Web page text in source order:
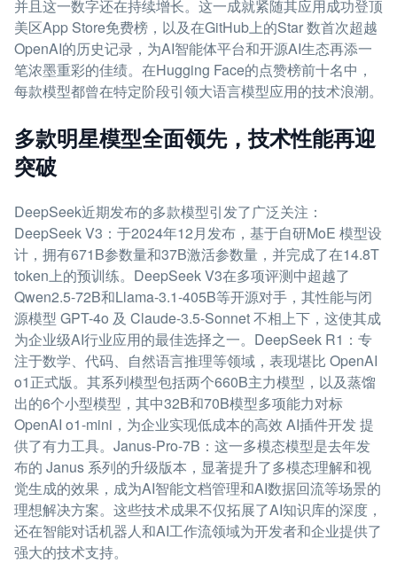
并且这一数字还在持续增长。这一成就紧随其应用成功登顶
美区App Store免费榜，以及在GitHub上的Star 数首次超越
OpenAI的历史记录，为AI智能体平台和开源AI生态再添一
笔浓墨重彩的佳绩。在Hugging Face的点赞榜前十名中，
每款模型都曾在特定阶段引领大语言模型应用的技术浪潮。
多款明星模型全面领先，技术性能再迎
突破
DeepSeek近期发布的多款模型引发了广泛关注：
DeepSeek V3：于2024年12月发布，基于自研MoE 模型设
计，拥有671B参数量和37B激活参数量，并完成了在14.8T
token上的预训练。DeepSeek V3在多项评测中超越了
Qwen2.5-72B和Llama-3.1-405B等开源对手，其性能与闭
源模型 GPT-4o 及 Claude-3.5-Sonnet 不相上下，这使其成
为企业级AI行业应用的最佳选择之一。DeepSeek R1：专
注于数学、代码、自然语言推理等领域，表现堪比 OpenAI
o1正式版。其系列模型包括两个660B主力模型，以及蒸馏
出的6个小型模型，其中32B和70B模型多项能力对标
OpenAI o1-mini，为企业实现低成本的高效 AI插件开发 提
供了有力工具。Janus-Pro-7B：这一多模态模型是去年发
布的 Janus 系列的升级版本，显著提升了多模态理解和视
觉生成的效果，成为AI智能文档管理和AI数据回流等场景的
理想解决方案。这些技术成果不仅拓展了AI知识库的深度，
还在智能对话机器人和AI工作流领域为开发者和企业提供了
强大的技术支持。